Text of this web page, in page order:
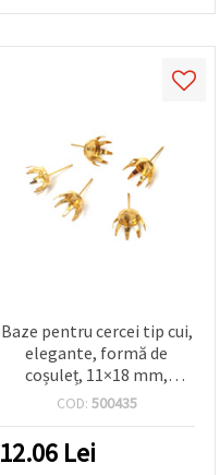
Baze pentru cercei tip cui,
elegante, formă de
coșuleț, 11×18 mm,
culoare aurie – set 10 buc.,
COD: 500435
12.06 Lei